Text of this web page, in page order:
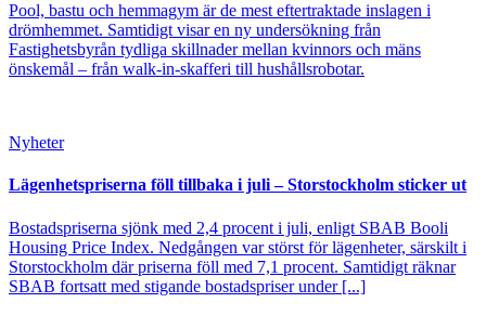
Pool, bastu och hemmagym är de mest eftertraktade inslagen i
drömhemmet. Samtidigt visar en ny undersökning från
Fastighetsbyrån tydliga skillnader mellan kvinnors och mäns
önskemål – från walk-in-skafferi till hushållsrobotar.
Nyheter
Lägenhetspriserna föll tillbaka i juli – Storstockholm sticker ut
Bostadspriserna sjönk med 2,4 procent i juli, enligt SBAB Booli
Housing Price Index. Nedgången var störst för lägenheter, särskilt i
Storstockholm där priserna föll med 7,1 procent. Samtidigt räknar
SBAB fortsatt med stigande bostadspriser under [...]